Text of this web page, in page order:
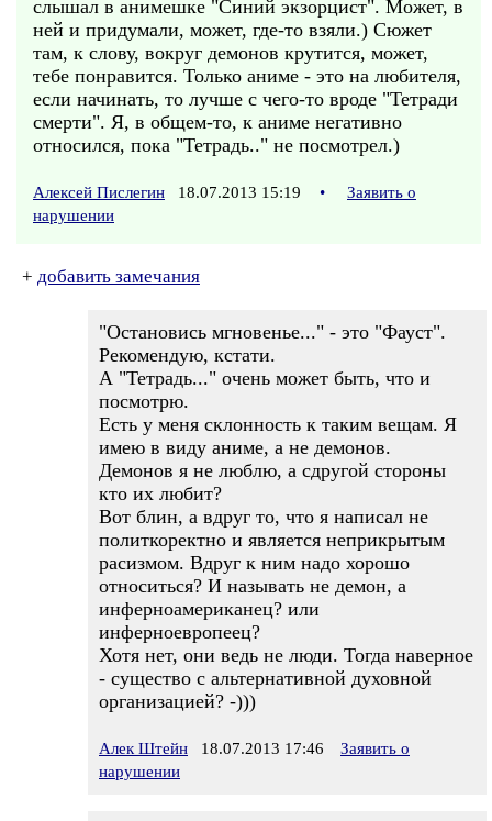
слышал в анимешке "Синий экзорцист". Может, в
ней и придумали, может, где-то взяли.) Сюжет
там, к слову, вокруг демонов крутится, может,
тебе понравится. Только аниме - это на любителя,
если начинать, то лучше с чего-то вроде "Тетради
смерти". Я, в общем-то, к аниме негативно
относился, пока "Тетрадь.." не посмотрел.)
Алексей Пислегин 18.07.2013 15:19 •
Заявить о
нарушении
+ добавить замечания
"Остановись мгновенье..." - это "Фауст".
Рекомендую, кстати.
А "Тетрадь..." очень может быть, что и
посмотрю.
Есть у меня склонность к таким вещам. Я
имею в виду аниме, а не демонов.
Демонов я не люблю, а сдругой стороны
кто их любит?
Вот блин, а вдруг то, что я написал не
политкоректно и является неприкрытым
расизмом. Вдруг к ним надо хорошо
относиться? И называть не демон, а
инферноамериканец? или
инферноевропеец?
Хотя нет, они ведь не люди. Тогда наверное
- существо с альтернативной духовной
организацией? -)))
Алек Штейн 18.07.2013 17:46
Заявить о
нарушении